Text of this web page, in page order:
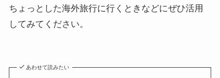
ちょっとした海外旅行に行くときなどにぜひ活用
してみてください。
あわせて読みたい